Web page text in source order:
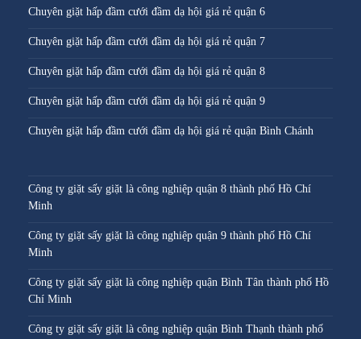
Chuyên giặt hấp đầm cưới đầm dạ hội giá rẻ quận 6
Chuyên giặt hấp đầm cưới đầm dạ hội giá rẻ quận 7
Chuyên giặt hấp đầm cưới đầm dạ hội giá rẻ quận 8
Chuyên giặt hấp đầm cưới đầm dạ hội giá rẻ quận 9
Chuyên giặt hấp đầm cưới đầm dạ hội giá rẻ quận Bình Chánh
Công ty giặt sấy giặt là công nghiệp quận 8 thành phố Hồ Chí
Minh
Công ty giặt sấy giặt là công nghiệp quận 9 thành phố Hồ Chí
Minh
Công ty giặt sấy giặt là công nghiệp quận Bình Tân thành phố Hồ
Chí Minh
Công ty giặt sấy giặt là công nghiệp quận Bình Thạnh thành phố